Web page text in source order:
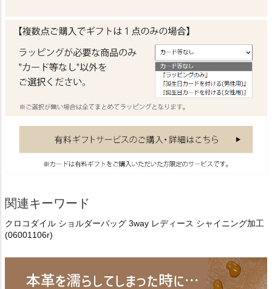
関連キーワード
クロコダイル ショルダーバッグ 3way レディース シャイニング加工
(06001106r)